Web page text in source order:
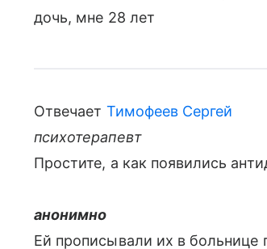
дочь, мне 28 лет
Отвечает Тимофеев Сергей
психотерапевт
Простите, а как появились
анонимно
Ей прописывали их в больнице